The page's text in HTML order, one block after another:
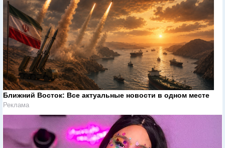
Ближний Восток: Все актуальные новости в одном месте
Реклама